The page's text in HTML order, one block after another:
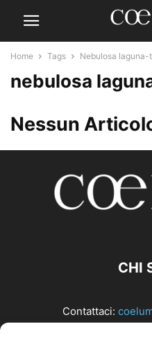
Home Tags Nebulosa laguna-
nebulosa
Nessun
CHI
Contattaci: